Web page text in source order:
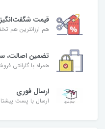
قیمت شگفت‌انگیز
هم ارزانترین هم
تضمین اصالت،
همراه با گارانتی
ارسال فوری
ارسال با پست